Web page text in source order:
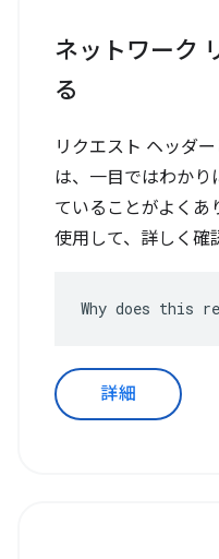
ネットワーク
る
リクエスト ヘッダ
は、一目ではわか
ていることがよくあ
使用して、詳しく確
Why does this
詳細